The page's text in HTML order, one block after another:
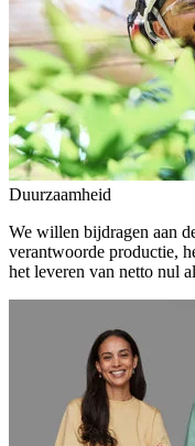
Duurzaamheid
We willen bijdragen aan
verantwoorde productie,
het leveren van netto nul